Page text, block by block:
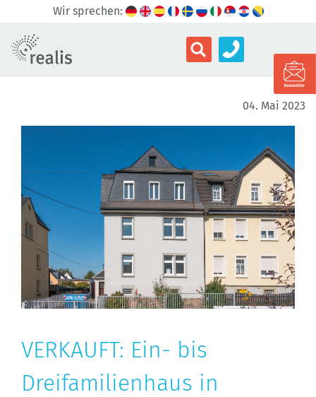
Wir sprechen:
04. Mai 2023
VERKAUFT: Ein- bis
Dreifamilienhaus in